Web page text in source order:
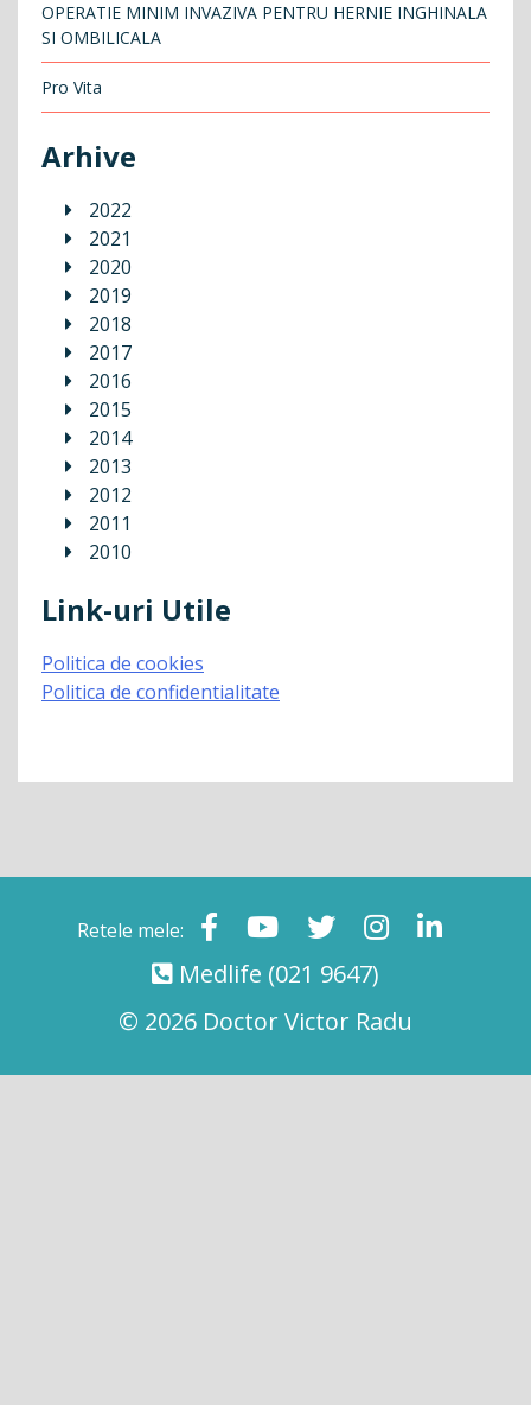
OPERATIE MINIM INVAZIVA PENTRU HERNIE INGHINALA
SI OMBILICALA
Pro Vita
Arhive
2022
2021
2020
2019
2018
2017
2016
2015
2014
2013
2012
2011
2010
Link-uri Utile
Politica de cookies
Politica de confidentialitate
Retele mele:
© 2026 Doctor Victor Radu
Medlife (021 9647)